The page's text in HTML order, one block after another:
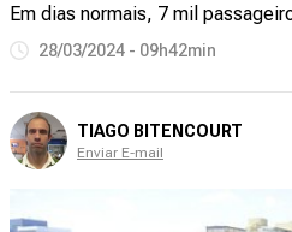
Em dias normais, 7 mil
28/03/2024 - 09h42min
TIAGO BITENCOURT
Enviar E-mail